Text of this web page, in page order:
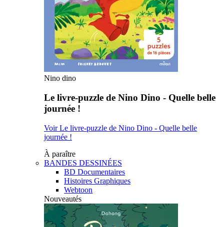
Nino dino
Le livre-puzzle de Nino Dino - Quelle belle
journée !
Voir Le livre-puzzle de Nino Dino - Quelle belle
journée !
À paraître
BANDES DESSINÉES
BD Documentaires
Histoires Graphiques
Webtoon
Nouveautés